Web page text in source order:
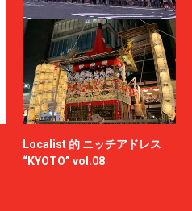
Localist 的 ニッチアドレス
“KYOTO” vol.08